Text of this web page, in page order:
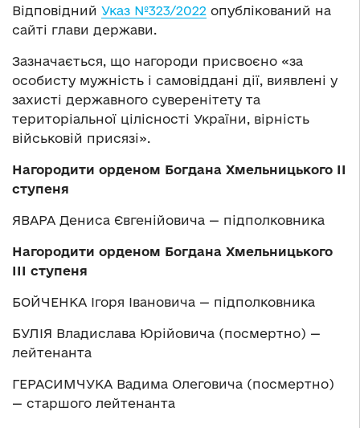
Відповідний Указ №323/2022 опублікований на
сайті глави держави.
Зазначається, що нагороди присвоєно «за
особисту мужність і самовіддані дії, виявлені у
захисті державного суверенітету та
територіальної цілісності України, вірність
військовій присязі».
Нагородити орденом Богдана Хмельницького ІІ
ступеня
ЯВАРА Дениса Євгенійовича — підполковника
Нагородити орденом Богдана Хмельницького
ІІІ ступеня
БОЙЧЕНКА Ігоря Івановича — підполковника
БУЛІЯ Владислава Юрійовича (посмертно) —
лейтенанта
ГЕРАСИМЧУКА Вадима Олеговича (посмертно)
— старшого лейтенанта